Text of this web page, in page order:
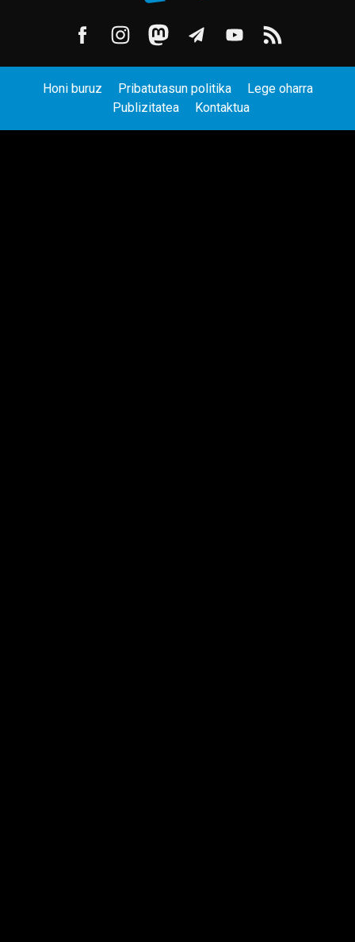
Honi buruz Pribatutasun politika
Lege oharra
Publizitatea
Kontaktua